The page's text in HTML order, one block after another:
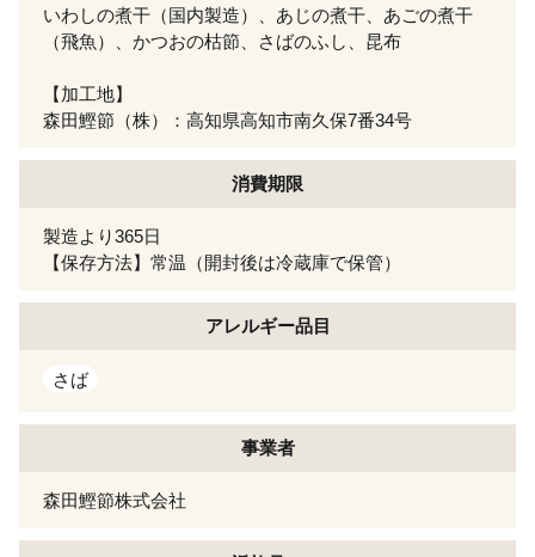
いわしの煮干（国内製造）、あじの煮干、あごの煮干
（飛魚）、かつおの枯節、さばのふし、昆布
【加工地】
森田鰹節（株）：高知県高知市南久保7番34号
消費期限
製造より365日
【保存方法】常温（開封後は冷蔵庫で保管）
アレルギー品目
さば
事業者
森田鰹節株式会社